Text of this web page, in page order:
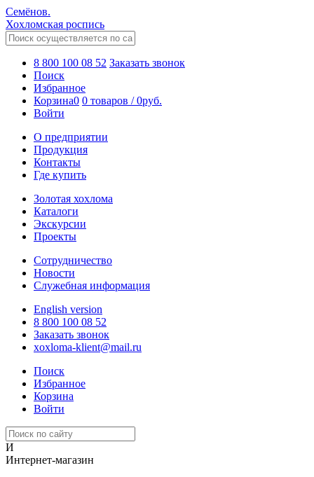
Семёнов.
Хохломская роспись
8 800 100 08 52 Заказать звонок
Поиск
Избранное
Корзина0 0 товаров /0руб.
Войти
О предприятии
Продукция
Контакты
Где купить
Золотая хохлома
Каталоги
Экскурсии
Проекты
Сотрудничество
Новости
Служебная информация
English version
8 800 100 08 52
Заказать звонок
xoxloma-klient@mail.ru
Поиск
Избранное
Корзина
Войти
И
Интернет-магазин